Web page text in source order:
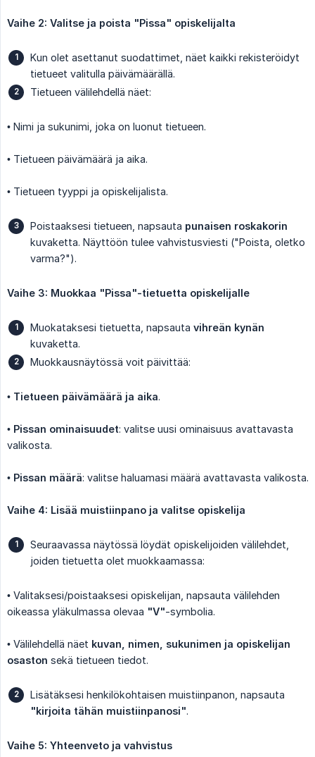
Vaihe 2: Valitse ja poista "Pissa" opiskelijalta
Kun olet asettanut suodattimet, näet kaikki rekisteröidyt
tietueet valitulla päivämäärällä.
Tietueen välilehdellä näet:
• Nimi ja sukunimi, joka on luonut tietueen.
• Tietueen päivämäärä ja aika.
• Tietueen tyyppi ja opiskelijalista.
Poistaaksesi tietueen, napsauta punaisen roskakorin
kuvaketta. Näyttöön tulee vahvistusviesti ("Poista, oletko
varma?").
Vaihe 3: Muokkaa "Pissa"-tietuetta opiskelijalle
Muokataksesi tietuetta, napsauta vihreän kynän
kuvaketta.
Muokkausnäytössä voit päivittää:
• Tietueen päivämäärä ja aika.
• Pissan ominaisuudet: valitse uusi ominaisuus avattavasta
valikosta.
• Pissan määrä: valitse haluamasi määrä avattavasta valikosta.
Vaihe 4: Lisää muistiinpano ja valitse opiskelija
Seuraavassa näytössä löydät opiskelijoiden välilehdet,
joiden tietuetta olet muokkaamassa:
• Valitaksesi/poistaaksesi opiskelijan, napsauta välilehden
oikeassa yläkulmassa olevaa "V"-symbolia.
• Välilehdellä näet kuvan, nimen, sukunimen ja opiskelijan
osaston sekä tietueen tiedot.
Lisätäksesi henkilökohtaisen muistiinpanon, napsauta
"kirjoita tähän muistiinpanosi".
Vaihe 5: Yhteenveto ja vahvistus